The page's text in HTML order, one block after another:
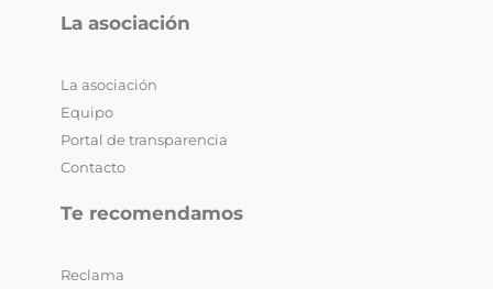
La asociación
La asociación
Equipo
Portal de transparencia
Contacto
Te recomendamos
Reclama